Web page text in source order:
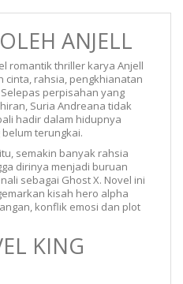
ANJELL
romantik thriller karya Anjell
cinta, rahsia, pengkhianatan
perpisahan yang
Suria Andreana tidak
hadir dalam hidupnya
terungkai.
semakin banyak rahsia
dirinya menjadi buruan
sebagai Ghost X. Novel ini
kisah hero alpha
konflik emosi dan plot
KING